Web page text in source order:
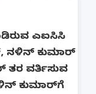
ಎಐಸಿಸಿ
ನಳಿನ್ ಕುಮಾರ್
ತರ ವರ್ತಿಸುವ
ಕುಮಾರ್‌ಗೆ